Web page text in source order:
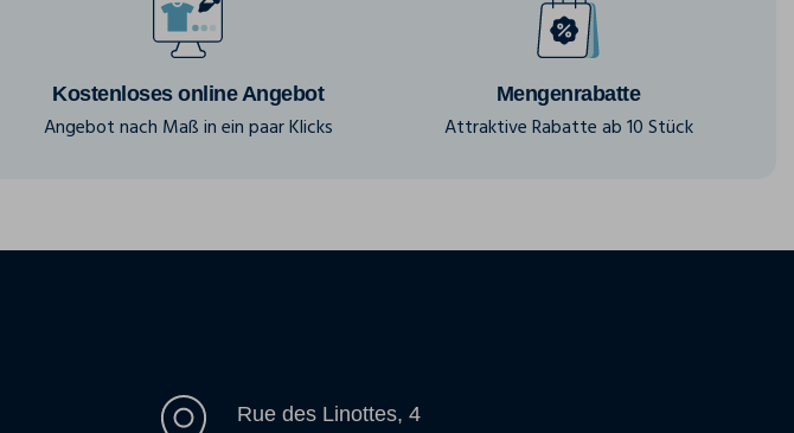
Kostenloses online Angebot
Angebot nach Maß in ein paar Klicks
Mengenrabatte
Attraktive Rabatte ab 10 Stück
Rue des Linottes, 4